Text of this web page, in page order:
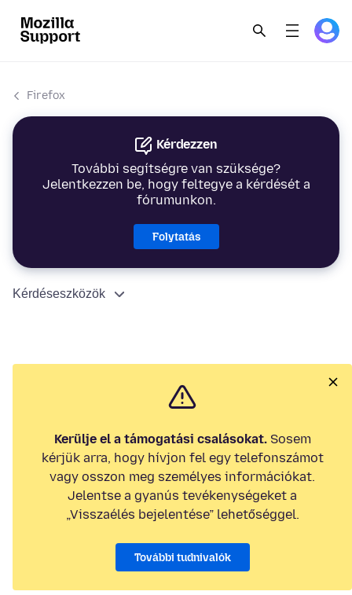
Firefox
Kérdezzen
További segítségre van szüksége?
Jelentkezzen be, hogy feltegye a kérdését a
fórumunkon.
Folytatás
Kérdéseszközök
Kerülje el a támogatási csalásokat.Sosem
kérjük arra, hogy hívjon fel egy telefonszámot
vagy osszon meg személyes információkat.
Jelentse a gyanús tevékenységeket a
„Visszaélés bejelentése” lehetőséggel.
További tudnivalók